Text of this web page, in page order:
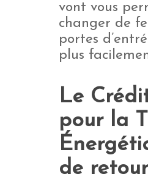
vont vous
changer de
portes
plus
Le
pour la
de retour